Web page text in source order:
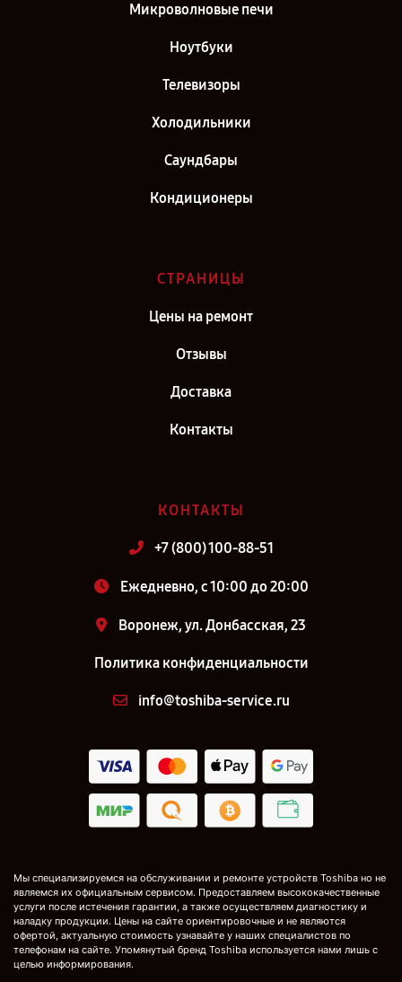
Ремонт холодильника Toshiba GR-TG565UDZ-C (XK) в г. Самара
Ремонт холодильника Toshiba GR-TG565UDZ-C (XK) в г. Киров
Ремонт холодильника Toshiba GR-TG565UDZ-C (XK) в г. Москва
Петербург
Микроволновые печи
Ноутбуки
Телевизоры
Холодильники
Саундбары
Кондиционеры
СТРАНИЦЫ
Цены на ремонт
Отзывы
Доставка
Контакты
КОНТАКТЫ
+7 (800) 100-88-51
Ежедневно, с 10:00 до 20:00
Воронеж, ул. Донбасская, 23
Политика конфиденциальности
info@toshiba-service.ru
Мы специализируемся на обслуживании и ремонте устройств Toshiba но не
являемся их официальным сервисом. Предоставляем высококачественные
услуги после истечения гарантии, а также осуществляем диагностику и
наладку продукции. Цены на сайте ориентировочные и не являются
офертой, актуальную стоимость узнавайте у наших специалистов по
телефонам на сайте. Упомянутый бренд Toshiba используется нами лишь с
целью информирования.